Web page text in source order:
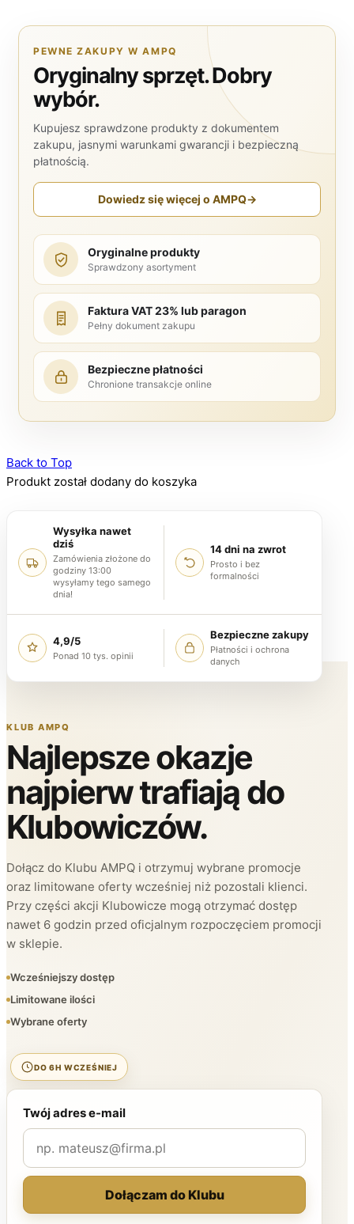
PEWNE ZAKUPY W AMPQ
Oryginalny sprzęt. Dobry
wybór.
Kupujesz sprawdzone produkty z dokumentem
zakupu, jasnymi warunkami gwarancji i bezpieczną
płatnością.
Dowiedz się więcej o AMPQ→
Oryginalne produkty
Sprawdzony asortyment
Faktura VAT 23% lub paragon
Pełny dokument zakupu
Bezpieczne płatności
Chronione transakcje online
Back to Top
Produkt został dodany do koszyka
Wysyłka nawet
dziś
Zamówienia złożone do
godziny 13:00
wysyłamy tego samego
dnia!
14 dni na zwrot
Prosto i bez
formalności
4,9/5
Ponad 10 tys. opinii
Bezpieczne zakupy
Płatności i ochrona
danych
KLUB AMPQ
Najlepsze okazje
najpierw trafiają do
Klubowiczów.
Dołącz do Klubu AMPQ i otrzymuj wybrane promocje
oraz limitowane oferty wcześniej niż pozostali klienci.
Przy części akcji Klubowicze mogą otrzymać dostęp
nawet 6 godzin przed oficjalnym rozpoczęciem promocji
w sklepie.
Wcześniejszy dostęp
Limitowane ilości
Wybrane oferty
DO 6H WCZEŚNIEJ
Twój adres e-mail
Dołączam do Klubu